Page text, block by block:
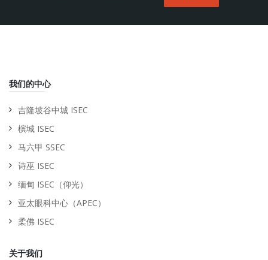
我们的中心
吉隆坡谷中城 ISEC
槟城 ISEC
马六甲 SSEC
诗巫 ISEC
缅甸 ISEC（仰光）
亚太眼科中心（APEC）
柔佛 ISEC
关于我们